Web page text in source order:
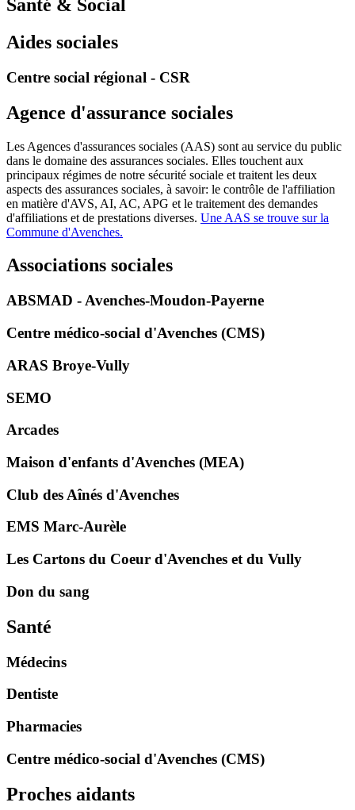
Santé & Social
Aides sociales
Centre social régional - CSR
Agence d'assurance sociales
Les Agences d'assurances sociales (AAS) sont au service du public
dans le domaine des assurances sociales. Elles touchent aux
principaux régimes de notre sécurité sociale et traitent les deux
aspects des assurances sociales, à savoir: le contrôle de l'affiliation
en matière d'AVS, AI, AC, APG et le traitement des demandes
d'affiliations et de prestations diverses. Une AAS se trouve sur la
Commune d'Avenches.
Associations sociales
ABSMAD - Avenches-Moudon-Payerne
Centre médico-social d'Avenches (CMS)
ARAS Broye-Vully
SEMO
Arcades
Maison d'enfants d'Avenches (MEA)
Club des Aînés d'Avenches
EMS Marc-Aurèle
Les Cartons du Coeur d'Avenches et du Vully
Don du sang
Santé
Médecins
Dentiste
Pharmacies
Centre médico-social d'Avenches (CMS)
Proches aidants